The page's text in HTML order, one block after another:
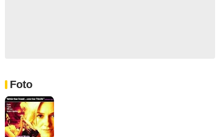
Foto